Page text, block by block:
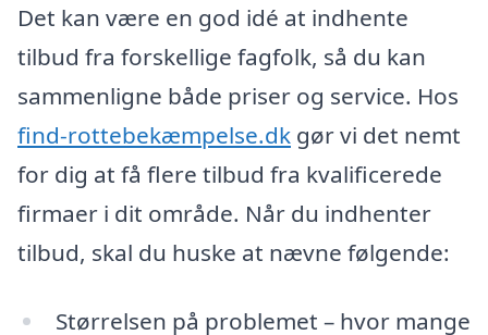
Det kan være en god idé at indhente
tilbud fra forskellige fagfolk, så du kan
sammenligne både priser og service. Hos
find-rottebekæmpelse.dk gør vi det nemt
for dig at få flere tilbud fra kvalificerede
firmaer i dit område. Når du indhenter
tilbud, skal du huske at nævne følgende:
Størrelsen på problemet – hvor mange